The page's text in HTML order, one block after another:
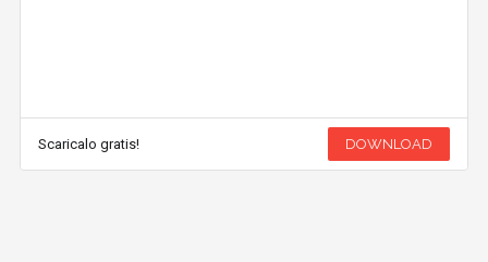
Scaricalo gratis! DOWNLOAD